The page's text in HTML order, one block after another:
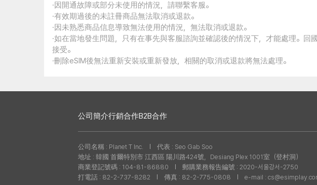
·因開通故障或部分未使用的情況，請聯繫客服。
·有效期過後的未註冊商品無法取消或退款。
·因未熟悉商品信息導致無法使用的情況，無法取消或退款。
·如在當地發生問題，只有在事先與客服諮詢並確認後的情況下，才能處理。回
接受。
·刪除eSIM後無法重新安裝或重新發放，相關的取消或退款將無法處理。
公司簡介行銷合作B2B合作
公司名稱 : Planet T Inc.
代表 : Seo Gab Soo
地址 : 韓國 首爾特別市 江西區 陽川路424號，Desiang Plex 1001室（登村洞）
商業登記號碼 : 104-81-86880
郵購業務報告編號 : 2020-서울강서-2750
打電話 : 82-2-737-8282
傳真 : 82-2-775-0808 e-mail :